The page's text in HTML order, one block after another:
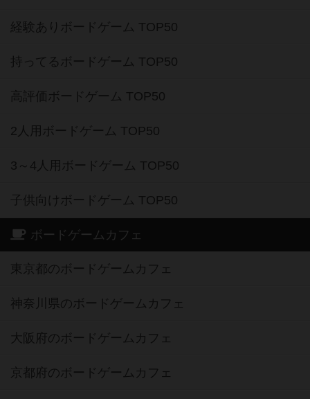
経験ありボードゲーム TOP50
持ってるボードゲーム TOP50
高評価ボードゲーム TOP50
2人用ボードゲーム TOP50
3～4人用ボードゲーム TOP50
子供向けボードゲーム TOP50
ボードゲームカフェ
東京都のボードゲームカフェ
神奈川県のボードゲームカフェ
大阪府のボードゲームカフェ
京都府のボードゲームカフェ